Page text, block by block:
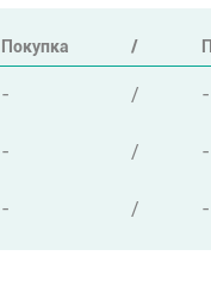
Покупка /
- / -
- / -
- / -